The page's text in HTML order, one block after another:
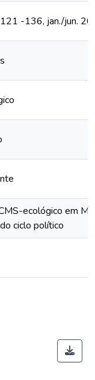
-136, jan./jun.
ecológico em
ciclo político